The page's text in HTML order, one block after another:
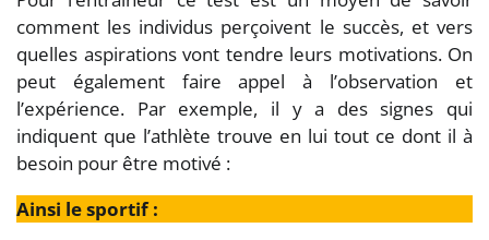
comment les individus perçoivent le succès, et vers
quelles aspirations vont tendre leurs motivations. On
peut également faire appel à l’observation et
l’expérience. Par exemple, il y a des signes qui
indiquent que l’athlète trouve en lui tout ce dont il à
besoin pour être motivé :
Ainsi le sportif :